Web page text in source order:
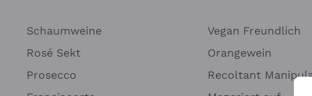
Schaumweine
Rosé Sekt
Prosecco
Vegan Freundlich
Orangewein
Recoltant